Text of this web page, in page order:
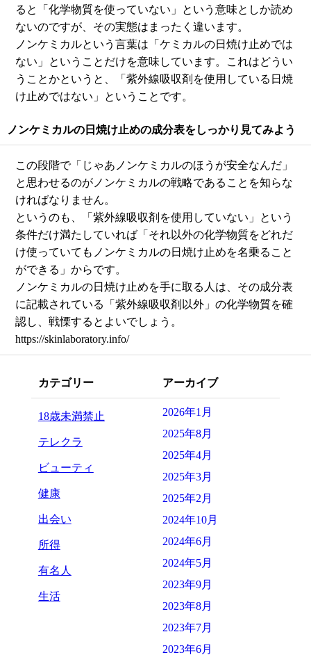
ると「化学物質を使っていない」という意味としか読め
ないのですが、その実態はまったく違います。
ノンケミカルという言葉は「ケミカルの日焼け止めでは
ない」ということだけを意味しています。これはどうい
うことかというと、「紫外線吸収剤を使用している日焼
け止めではない」ということです。
ノンケミカルの日焼け止めの成分表をしっかり見てみよう
この段階で「じゃあノンケミカルのほうが安全なんだ」
と思わせるのがノンケミカルの戦略であることを知らな
ければなりません。
というのも、「紫外線吸収剤を使用していない」という
条件だけ満たしていれば「それ以外の化学物質をどれだ
け使っていてもノンケミカルの日焼け止めを名乗ること
ができる」からです。
ノンケミカルの日焼け止めを手に取る人は、その成分表
に記載されている「紫外線吸収剤以外」の化学物質を確
認し、戦慄するとよいでしょう。
https://skinlaboratory.info/
カテゴリー
18歳未満禁止
テレクラ
ビューティ
健康
出会い
所得
有名人
生活
アーカイブ
2026年1月
2025年8月
2025年4月
2025年3月
2025年2月
2024年10月
2024年6月
2024年5月
2023年9月
2023年8月
2023年7月
2023年6月